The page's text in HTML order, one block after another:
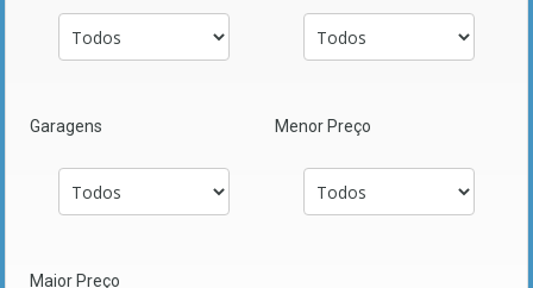
Garagens Menor Preço
Maior Preço